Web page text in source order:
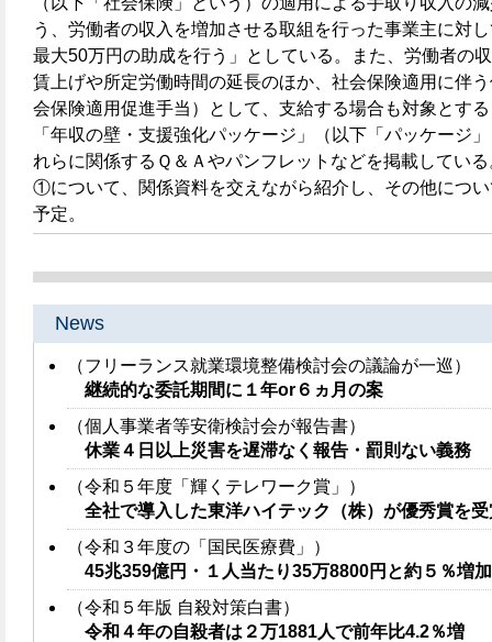
う、労働者の収入を増加させる取組を行った事業主に対
最大50万円の助成を行う」としている。また、労働者の
賃上げや所定労働時間の延長のほか、社会保険適用に伴
会保険適用促進手当）として、支給する場合も対象とす
「年収の壁・支援強化パッケージ」（以下「パッケージ
れらに関係するＱ＆Ａやパンフレットなどを掲載してい
①について、関係資料を交えながら紹介し、その他につ
予定。
News
（フリーランス就業環境整備検討会の議論が一巡）
継続的な委託期間に１年or６ヵ月の案
（個人事業者等安衛検討会が報告書）
休業４日以上災害を遅滞なく報告・罰則ない義務
（令和５年度「輝くテレワーク賞」）
全社で導入した東洋ハイテック（株）が優秀賞を受
（令和３年度の「国民医療費」）
45兆359億円・１人当たり35万8800円と約５％増加
（令和５年版 自殺対策白書）
令和４年の自殺者は２万1881人で前年比4.2％増